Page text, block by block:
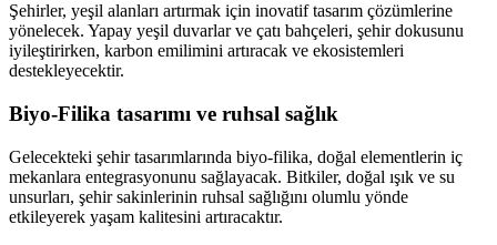
Şehirler, yeşil alanları artırmak için inovatif tasarım çözümlerine
yönelecek. Yapay yeşil duvarlar ve çatı bahçeleri, şehir dokusunu
iyileştirirken, karbon emilimini artıracak ve ekosistemleri
destekleyecektir.
Biyo-Filika tasarımı ve ruhsal sağlık
Gelecekteki şehir tasarımlarında biyo-filika, doğal elementlerin iç
mekanlara entegrasyonunu sağlayacak. Bitkiler, doğal ışık ve su
unsurları, şehir sakinlerinin ruhsal sağlığını olumlu yönde
etkileyerek yaşam kalitesini artıracaktır.